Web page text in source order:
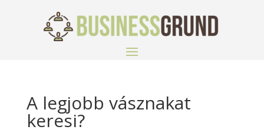
A legjobb vásznakat
keresi?